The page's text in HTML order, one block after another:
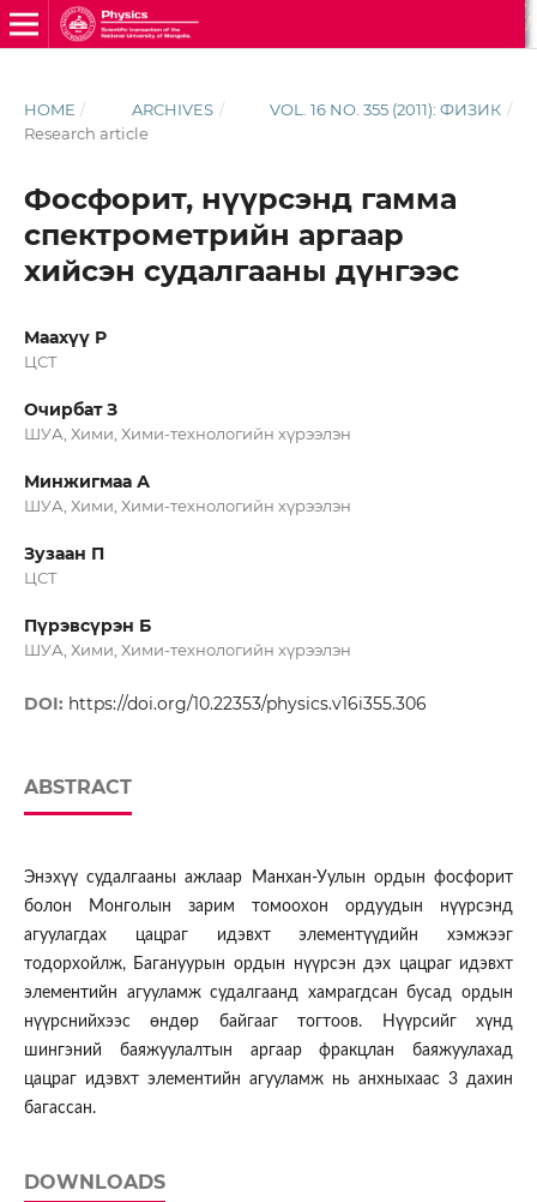
HOME / ARCHIVES / VOL. 16 NO. 355 (2011): ФИЗИК /
Research article
Фосфорит, нүүрсэнд гамма
спектрометрийн аргаар
хийсэн судалгааны дүнгээс
Маахүү Р
ЦСТ
Очирбат З
ШУА, Хими, Хими-технологийн хүрээлэн
Минжигмаа А
ШУА, Хими, Хими-технологийн хүрээлэн
Зузаан П
ЦСТ
Пүрэвсүрэн Б
ШУА, Хими, Хими-технологийн хүрээлэн
DOI: https://doi.org/10.22353/physics.v16i355.306
ABSTRACT
Энэхүү судалгааны ажлаар Манхан-Уулын ордын фосфорит
болон Монголын зарим томоохон ордуудын нүүрсэнд
агуулагдах цацраг идэвхт элементүүдийн хэмжээг
тодорхойлж, Багануурын ордын нүүрсэн дэх цацраг идэвхт
элементийн агууламж судалгаанд хамрагдсан бусад ордын
нүүрснийхээс өндөр байгааг тогтоов. Нүүрсийг хүнд
шингэний баяжуулалтын аргаар фракцлан баяжуулахад
цацраг идэвхт элементийн агууламж нь анхныхаас 3 дахин
багассан.
DOWNLOADS